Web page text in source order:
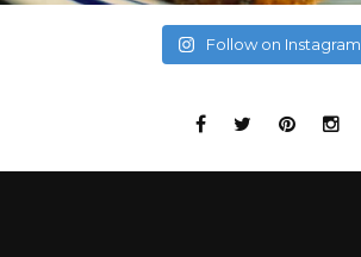
Follow on Instagram